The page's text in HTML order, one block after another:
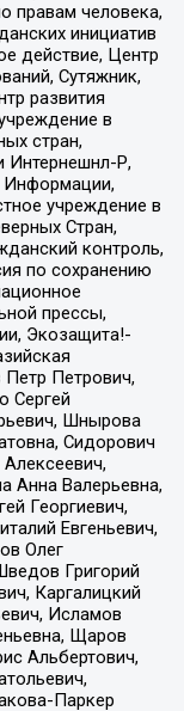
правам человека,
инициатив
действие, Центр
Сутяжник,
развития
в
стран,
Интернешнл-Р,
учреждение в
Стран,
контроль,
по сохранению
прессы,
Экозащита!-
Петрович,
Сергей
Шнырова
Сидорович
Анна Валерьевна,
Георгиевич,
Евгеньевич,
Олег
Григорий
Каргалицкий
Исламов
Щаров
Альбертович,
Паркер